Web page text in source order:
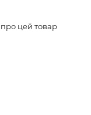
про цей товар